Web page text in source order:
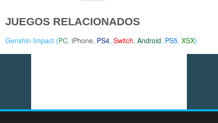
JUEGOS RELACIONADOS
Genshin Impact (PC,iPhone, PS4,Switch,Android, PS5,XSX)